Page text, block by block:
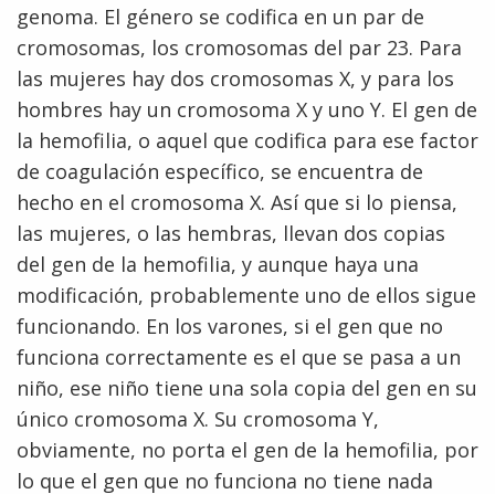
ABOUT
genoma. El género se codifica en un par de
cromosomas, los cromosomas del par 23. Para
las mujeres hay dos cromosomas X, y para los
hombres hay un cromosoma X y uno Y. El gen de
la hemofilia, o aquel que codifica para ese factor
de coagulación específico, se encuentra de
hecho en el cromosoma X. Así que si lo piensa,
las mujeres, o las hembras, llevan dos copias
del gen de la hemofilia, y aunque haya una
modificación, probablemente uno de ellos sigue
funcionando. En los varones, si el gen que no
funciona correctamente es el que se pasa a un
niño, ese niño tiene una sola copia del gen en su
único cromosoma X. Su cromosoma Y,
obviamente, no porta el gen de la hemofilia, por
lo que el gen que no funciona no tiene nada